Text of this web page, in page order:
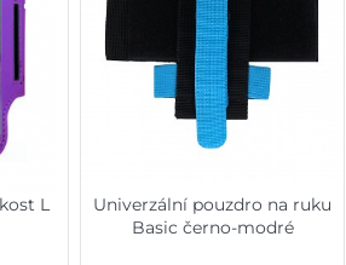
L
Univerzální pouzdro na ruku
Basic černo-modré